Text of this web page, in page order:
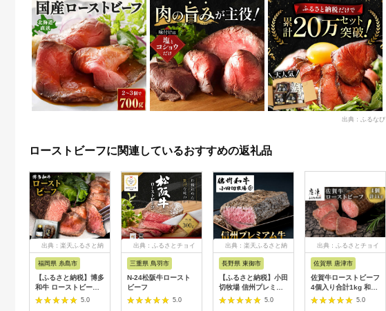
出典：ふるなび
ローストビーフに関連しているおすすめの返礼品
出典：楽天ふるさと納
福岡県 糸島市
【ふるさと納税】博多
和牛 ローストビーフ
300g 糸島市 / ヒサダ
ヤフーズ 牛肉 惣菜 黒
5.0
出典：ふるさとチョイ
三重県 鳥羽市
N-24松阪牛ロースト
ビーフ
5.0
出典：楽天ふるさと納
長野県 東御市
【ふるさと納税】小田
切牧場 信州プレミア
ム 牛ローストビーフ
約500g ギフト 国産
5.0
出典：ふるさとチョイ
佐賀県 唐津市
佐賀牛ローストビーフ
4個入り合計1kg 和牛
肉 おつまみ「2024年
5.0